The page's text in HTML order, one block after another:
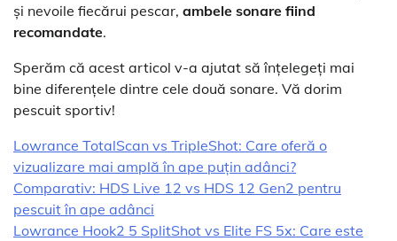
și nevoile fiecărui pescar, ambele sonare fiind
recomandate.
Sperăm că acest articol v-a ajutat să înțelegeți mai
bine diferențele dintre cele două sonare. Vă dorim
pescuit sportiv!
Lowrance TotalScan vs TripleShot: Care oferă o
vizualizare mai amplă în ape puțin adânci?
Comparativ: HDS Live 12 vs HDS 12 Gen2 pentru
pescuit în ape adânci
Lowrance Hook2 5 SplitShot vs Elite FS 5x: Care este